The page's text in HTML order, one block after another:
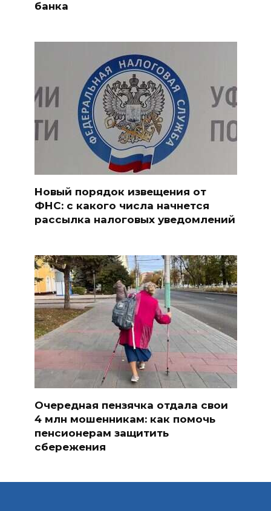
банка
Новый порядок извещения от
ФНС: с какого числа начнется
рассылка налоговых уведомлений
Очередная пензячка отдала свои
4 млн мошенникам: как помочь
пенсионерам защитить
сбережения